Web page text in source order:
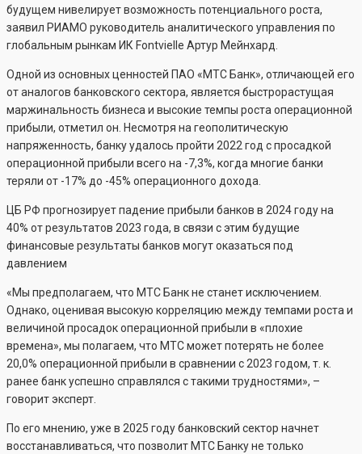
будущем нивелирует возможность потенциального роста,
заявил РИАМО руководитель аналитического управления по
глобальным рынкам ИК Fontvielle Артур Мейнхард.
Одной из основных ценностей ПАО «МТС Банк», отличающей его
от аналогов банковского сектора, является быстрорастущая
маржинальность бизнеса и высокие темпы роста операционной
прибыли, отметил он. Несмотря на геополитическую
напряженность, банку удалось пройти 2022 год с просадкой
операционной прибыли всего на -7,3%, когда многие банки
теряли от -17% до -45% операционного дохода.
ЦБ РФ прогнозирует падение прибыли банков в 2024 году на
40% от результатов 2023 года, в связи с этим будущие
финансовые результаты банков могут оказаться под
давлением
«Мы предполагаем, что МТС Банк не станет исключением.
Однако, оценивая высокую корреляцию между темпами роста и
величиной просадок операционной прибыли в «плохие
времена», мы полагаем, что МТС может потерять не более
20,0% операционной прибыли в сравнении с 2023 годом, т. к.
ранее банк успешно справлялся с такими трудностями», –
говорит эксперт.
По его мнению, уже в 2025 году банковский сектор начнет
восстанавливаться, что позволит МТС Банку не только